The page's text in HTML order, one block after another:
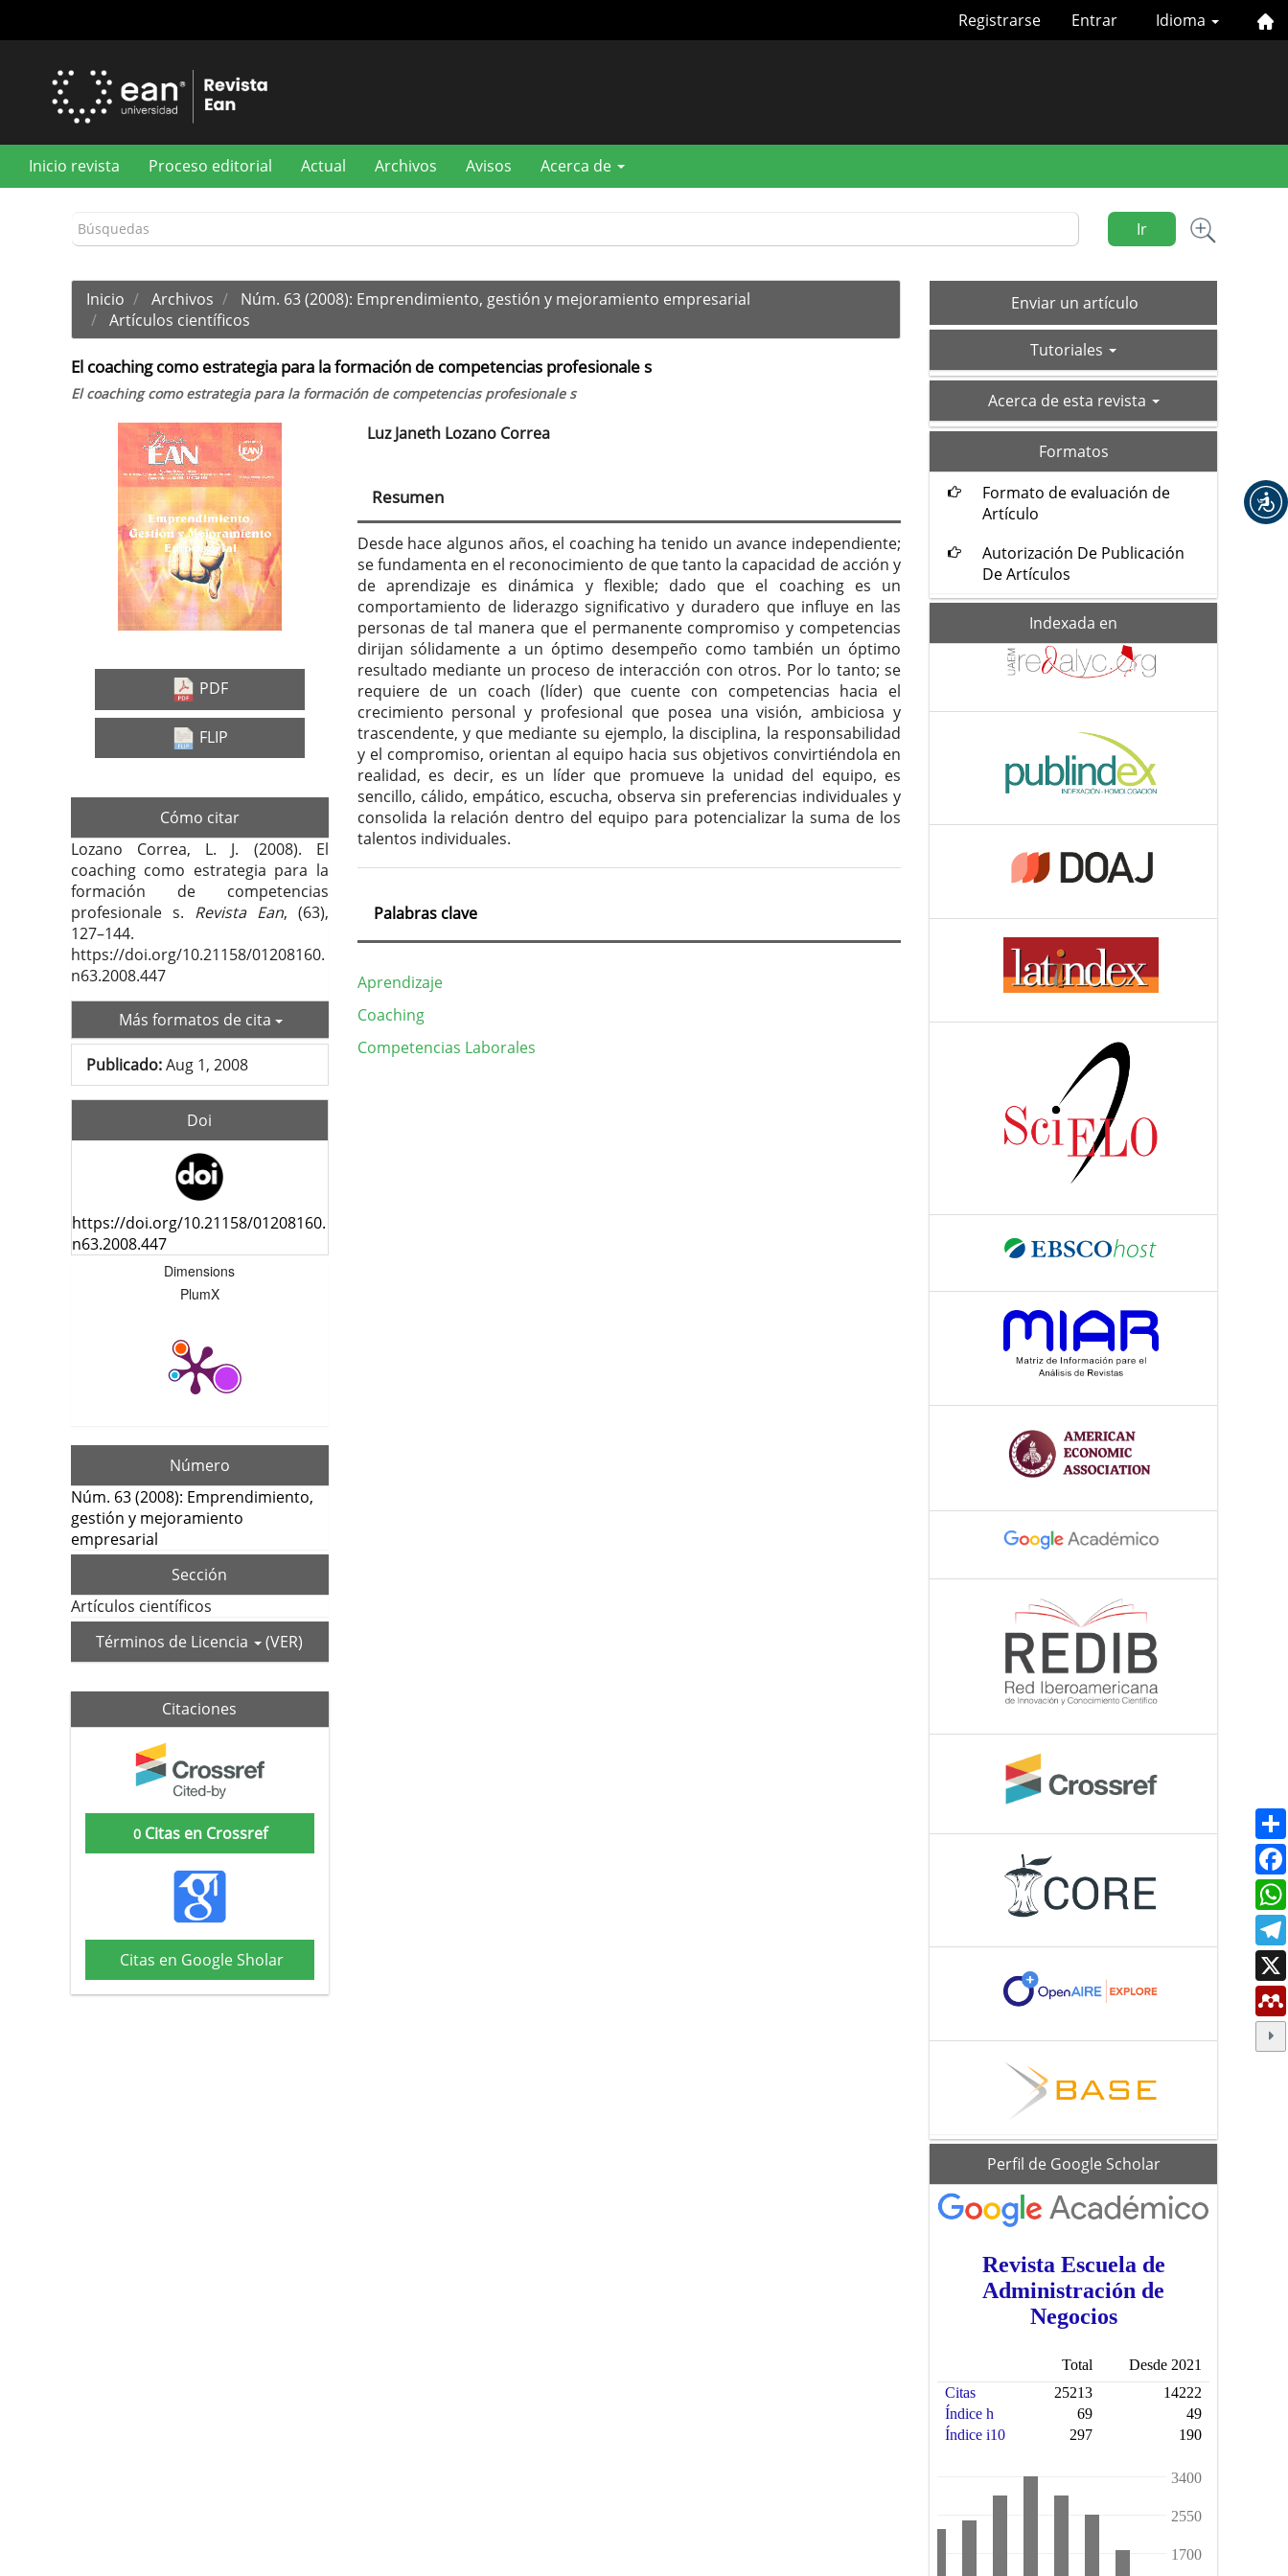
principal
Idioma
Registrarse Entrar
Inicio revista Proceso editorial Actual Archivos Avisos Acerca de
Ir
Inicio Archivos
Núm. 63 (2008): Emprendimiento, gestión y mejoramiento empresarial
Artículos científicos
El coaching como estrategia para la formación de competencias profesionale s
El coaching como estrategia para la formación de competencias profesionale s
Barra
lateral
del
artículo
PDF
FLIP
Cómo citar
Lozano Correa, L. J. (2008). El
coaching como estrategia para la
formación de competencias
profesionale s. Revista Ean, (63),
127–144.
https://doi.org/10.21158/01208160.
n63.2008.447
Más formatos de cita
Publicado:Aug 1, 2008
Doi
https://doi.org/10.21158/01208160.
n63.2008.447
Dimensions
PlumX
Número
Núm. 63 (2008): Emprendimiento,
gestión y mejoramiento
empresarial
Sección
Artículos científicos
Términos de Licencia
(VER)
Citaciones
0Citas en Crossref
Citas en Google Sholar
Contenido
principal
del
artículo
Luz Janeth Lozano Correa
Resumen
Desde hace algunos años, el coaching ha tenido un avance independiente;
se fundamenta en el reconocimiento de que tanto la capacidad de acción y
de aprendizaje es dinámica y flexible; dado que el coaching es un
comportamiento de liderazgo significativo y duradero que influye en las
personas de tal manera que el permanente compromiso y competencias
dirijan sólidamente a un óptimo desempeño como también un óptimo
resultado mediante un proceso de interacción con otros. Por lo tanto; se
requiere de un coach (líder) que cuente con competencias hacia el
crecimiento personal y profesional que posea una visión, ambiciosa y
trascendente, y que mediante su ejemplo, la disciplina, la responsabilidad
y el compromiso, orientan al equipo hacia sus objetivos convirtiéndola en
realidad, es decir, es un líder que promueve la unidad del equipo, es
sencillo, cálido, empático, escucha, observa sin preferencias individuales y
consolida la relación dentro del equipo para potencializar la suma de los
talentos individuales.
Palabras clave
Aprendizaje
Coaching
Competencias Laborales
Enviar
un
Enviar un artículo
Tutoriales
acerca-Acerca de esta revista
Formatos
Formato de evaluación de
Artículo
Autorización De Publicación
De Artículos
Indexada en
scholarPerfil de Google Scholar